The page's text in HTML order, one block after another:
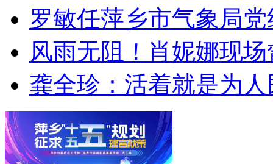
罗敏任萍乡市气象局
风雨无阻！肖妮娜现
龚全珍：活着就是为